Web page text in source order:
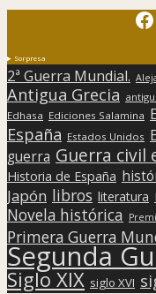
Sorpresa
2ª Guerra Mundial.
Antigua Grecia
Edhasa Ediciones Salamina
España Estados Unidos
guerra Guerra civil
Historia de España
Japón libros literatura
Novela histórica
Primera Guerra
Segunda
Siglo XIX siglo XVI